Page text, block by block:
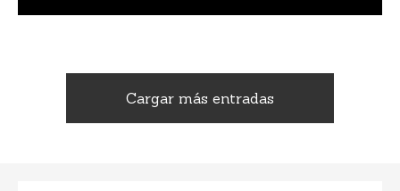
Cargar más entradas